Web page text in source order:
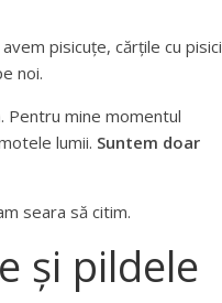
pisicuțe, cărțile cu pisici
noi.
Pentru mine momentul
lumii. Suntem doar
seara să citim.
și pildele